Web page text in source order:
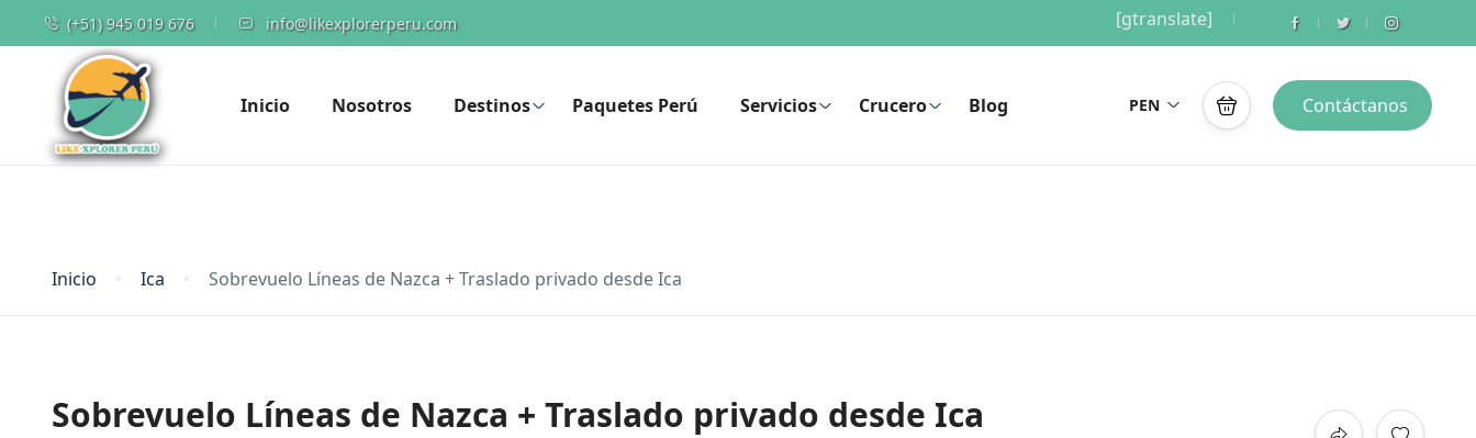
(+51) 945 019 676 info@likexplorerperu.com [gtranslate]
Inicio Nosotros Destinos Paquetes Perú Servicios Crucero Blog PEN Contáctanos
Inicio Ica Sobrevuelo Líneas de Nazca + Traslado privado desde Ica
Sobrevuelo Líneas de Nazca + Traslado privado desde Ica